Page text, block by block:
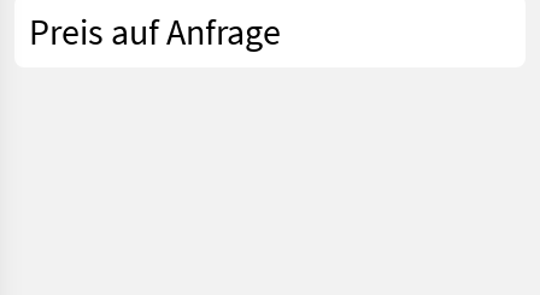
Preis auf Anfrage